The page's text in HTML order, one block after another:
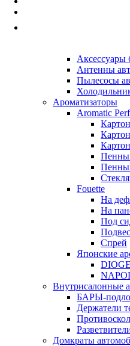
Аксессуары
Антенны
Пылесосы
Ароматизаторы
Aromatic
Fouette
На
На
Под
Спрей
Японские
Внутрисалонные
БАРЫ-
Держатели
Домкраты